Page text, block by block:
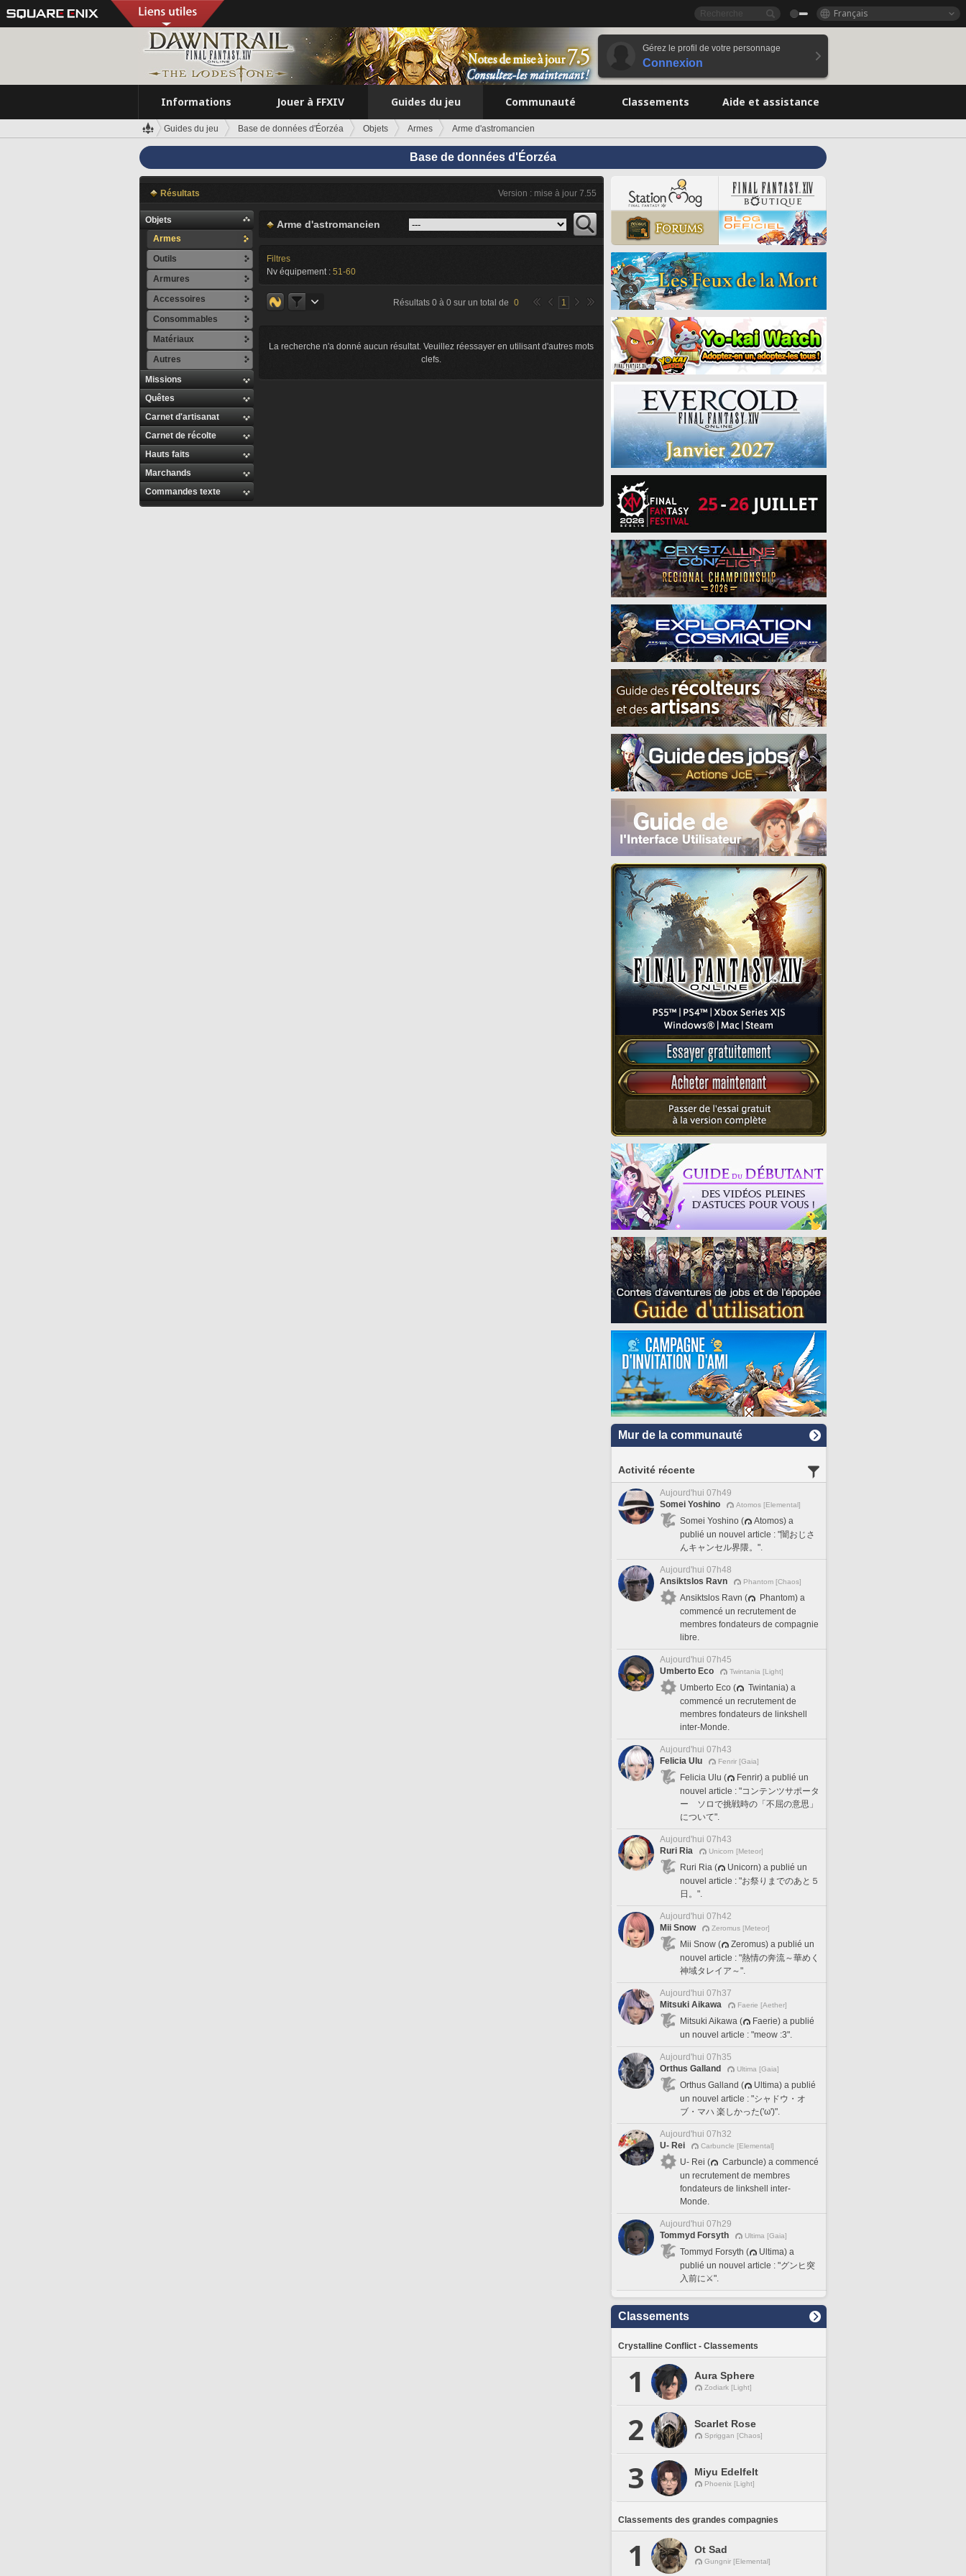
Français
Gérez le profil de votre personnage
Connexion
Informations Jouer à FFXIV Guides du jeu Communauté Classements Aide et assistance
Guides du jeu Base de données d'Éorzéa Objets Armes Arme d'astromancien
Base de données d'Éorzéa
Résultats Version : mise à jour 7.55
Objets
Armes
Outils
Armures
Accessoires
Consommables
Matériaux
Autres
Missions
Quêtes
Carnet d'artisanat
Carnet de récolte
Hauts faits
Marchands
Commandes texte
Arme d'astromancien
Filtres
Nv équipement : 51-60
Résultats 0 à 0 sur un total de 0 1
La recherche n'a donné aucun résultat. Veuillez réessayer en utilisant d'autres mots
clefs.
Mur de la communauté
Activité récente
Aujourd'hui 07h49
Somei Yoshino
Atomos [Elemental]
Somei Yoshino (
Atomos) a
publié un nouvel article : "闇おじさ
んキャンセル界隈。".
Aujourd'hui 07h48
Ansiktslos Ravn
Phantom [Chaos]
Ansiktslos Ravn (
Phantom) a
commencé un recrutement de
membres fondateurs de compagnie
libre.
Aujourd'hui 07h45
Umberto Eco
Twintania [Light]
Umberto Eco (
Twintania) a
commencé un recrutement de
membres fondateurs de linkshell
inter-Monde.
Aujourd'hui 07h43
Felicia Ulu
Fenrir [Gaia]
Felicia Ulu (
Fenrir) a publié un
nouvel article : "コンテンツサポータ
ー ソロで挑戦時の「不屈の意思」
について".
Aujourd'hui 07h43
Ruri Ria
Unicorn [Meteor]
Ruri Ria (
Unicorn) a publié un
nouvel article : "お祭りまでのあと５
日。".
Aujourd'hui 07h42
Mii Snow
Zeromus [Meteor]
Mii Snow (
Zeromus) a publié un
nouvel article : "熱情の奔流～華めく
神域タレイア～".
Aujourd'hui 07h37
Mitsuki Aikawa
Faerie [Aether]
Mitsuki Aikawa (
Faerie) a publié
un nouvel article : "meow :3".
Aujourd'hui 07h35
Orthus Galland
Ultima [Gaia]
Orthus Galland (
Ultima) a publié
un nouvel article : "シャドウ・オ
ブ・マハ 楽しかった('ω')".
Aujourd'hui 07h32
U- Rei
Carbuncle [Elemental]
U- Rei (
Carbuncle) a commencé
un recrutement de membres
fondateurs de linkshell inter-
Monde.
Aujourd'hui 07h29
Tommyd Forsyth
Ultima [Gaia]
Tommyd Forsyth (
Ultima) a
publié un nouvel article : "グンヒ突
入前に⚔️".
Classements
Crystalline Conflict - Classements
1 Aura Sphere
Zodiark [Light]
2 Scarlet Rose
Spriggan [Chaos]
3 Miyu Edelfelt
Phoenix [Light]
Classements des grandes compagnies
1 Ot Sad
Gungnir [Elemental]